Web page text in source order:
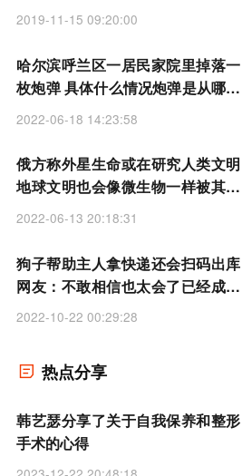
2019-11-15 09:20:00
哈尔滨呼兰区一居民家院里掉落一
枚炮弹 具体什么情况炮弹是从哪里
来的
2022-06-18 14:23:58
俄方称外星生命或在研究人类文明
地球文明也会像微生物一样被其他
文明研究吗
2022-06-13 20:18:31
狗子帮助主人拿快递还会扫码出库
网友：不敢相信也太会了已经成精
了
2022-10-22 00:29:28
热点分享
韩艺瑟分享了关于自我保养和整形
手术的心得